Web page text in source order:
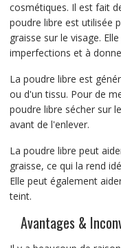
cosmétiques. Il est fait
poudre libre est utilisée
graisse sur le visage.
imperfections et à
La poudre libre est
ou d'un tissu. Pour de
poudre libre sécher sur
avant de l'enlever.
La poudre libre peut
graisse, ce qui la rend
Elle peut également
teint.
Avantages &